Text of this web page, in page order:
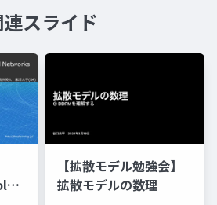
スライド
【拡散モデル勉強会】
拡散モデルの数理